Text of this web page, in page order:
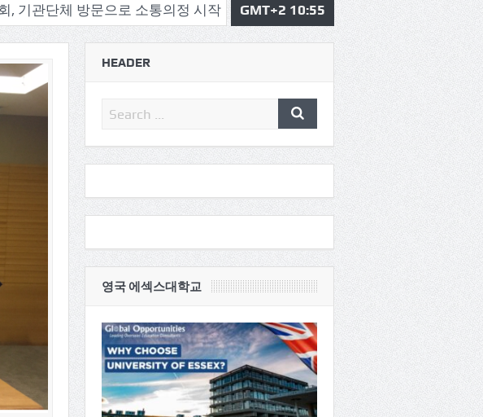
으로 소통의정 시작 삼육중 4-H 환경동아리, 구리시청서 특별한 전달식
GMT+2 10:55
HEADER
영국 에섹스대학교